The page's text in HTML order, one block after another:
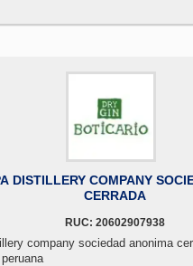
DISTILLERY COMPANY
CERRADA
RUC: 20602907938
company sociedad anonima
peruana